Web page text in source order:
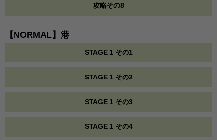
攻略その8
【NORMAL】港
STAGE 1 その1
STAGE 1 その2
STAGE 1 その3
STAGE 1 その4